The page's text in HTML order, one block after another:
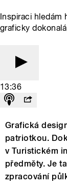
Inspiraci hledám
graficky
13:36
Grafická
patriotkou.
v Turistickém
předměty. Je
zpracování